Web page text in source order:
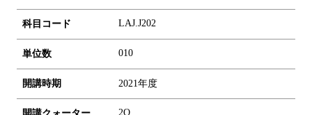
科目コード LAJ.J202
単位数 010
開講時期 2021年度
2Q